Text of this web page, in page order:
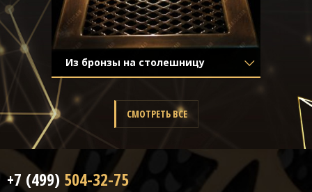
Из бронзы на столешницу
Материал- Латунь
затёртости
СМОТРЕТЬ ВСЕ
+7 (499) 504-32-75